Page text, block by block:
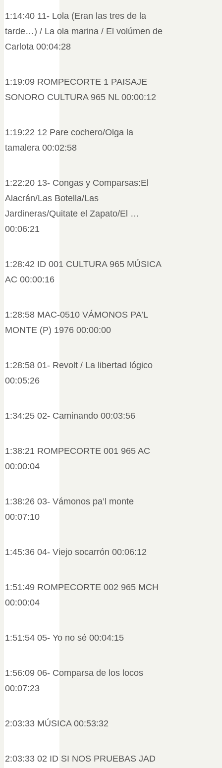
1:14:40 11- Lola (Eran las tres de la
tarde…) / La ola marina / El volúmen de
Carlota 00:04:28
1:19:09 ROMPECORTE 1 PAISAJE
SONORO CULTURA 965 NL 00:00:12
1:19:22 12 Pare cochero/Olga la
tamalera 00:02:58
1:22:20 13- Congas y Comparsas:El
Alacrán/Las Botella/Las
Jardineras/Quitate el Zapato/El …
00:06:21
1:28:42 ID 001 CULTURA 965 MÚSICA
AC 00:00:16
1:28:58 MAC-0510 VÁMONOS PA’L
MONTE (P) 1976 00:00:00
1:28:58 01- Revolt / La libertad lógico
00:05:26
1:34:25 02- Caminando 00:03:56
1:38:21 ROMPECORTE 001 965 AC
00:00:04
1:38:26 03- Vámonos pa’l monte
00:07:10
1:45:36 04- Viejo socarrón 00:06:12
1:51:49 ROMPECORTE 002 965 MCH
00:00:04
1:51:54 05- Yo no sé 00:04:15
1:56:09 06- Comparsa de los locos
00:07:23
2:03:33 MÚSICA 00:53:32
2:03:33 02 ID SI NOS PRUEBAS JAD